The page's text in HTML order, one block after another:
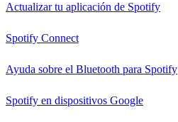
Actualizar tu aplicación de Spotify
Spotify Connect
Ayuda sobre el Bluetooth para Spotify
Spotify en dispositivos Google